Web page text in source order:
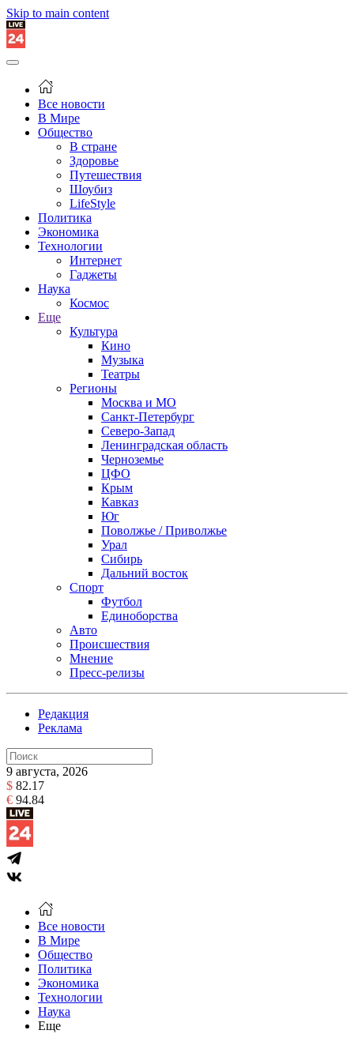
Skip to main content
Все новости
В Мире
Общество
В стране
Здоровье
Путешествия
Шоубиз
LifeStyle
Политика
Экономика
Технологии
Интернет
Гаджеты
Наука
Космос
Еще
Культура
Кино
Музыка
Театры
Регионы
Москва и МО
Санкт-Петербург
Северо-Запад
Ленинградская область
Черноземье
ЦФО
Крым
Кавказ
Юг
Поволжье / Приволжье
Урал
Сибирь
Дальний восток
Спорт
Футбол
Единоборства
Авто
Происшествия
Мнение
Пресс-релизы
Редакция
Реклама
9 августа, 2026
$ 82.17
€ 94.84
Все новости
В Мире
Общество
Политика
Экономика
Технологии
Наука
Еще